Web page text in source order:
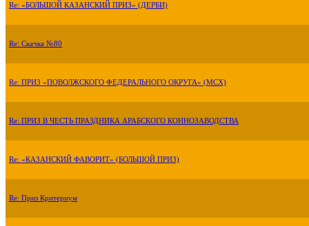
Re: «БОЛЬШОЙ КАЗАНСКИЙ ПРИЗ» (ДЕРБИ)
Re: Скачка №80
Re: ПРИЗ «ПОВОЛЖСКОГО ФЕДЕРАЛЬНОГО ОКРУГА» (МСХ)
Re: ПРИЗ В ЧЕСТЬ ПРАЗДНИКА АРАБСКОГО КОННОЗАВОДСТВА
Re: «КАЗАНСКИЙ ФАВОРИТ» (БОЛЬШОЙ ПРИЗ)
Re: Приз Критериум